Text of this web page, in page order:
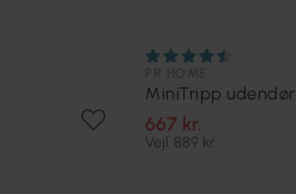
MiniTripp
667 kr.
Vejl. 889 kr.